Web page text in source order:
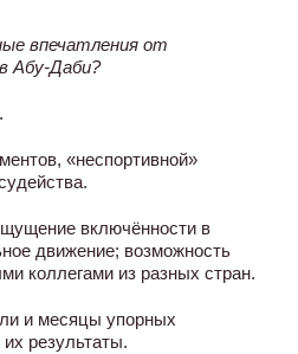
впечатления от
Абу-Даби?
«неспортивной»
включённости в
движение; возможность
коллегами из разных стран.
и месяцы упорных
результаты.